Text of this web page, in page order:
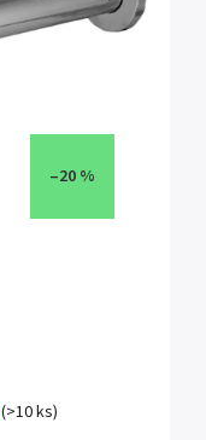
–20 %
(>10 ks)